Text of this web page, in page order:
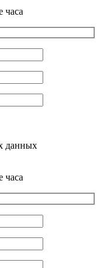
часа
данных
часа